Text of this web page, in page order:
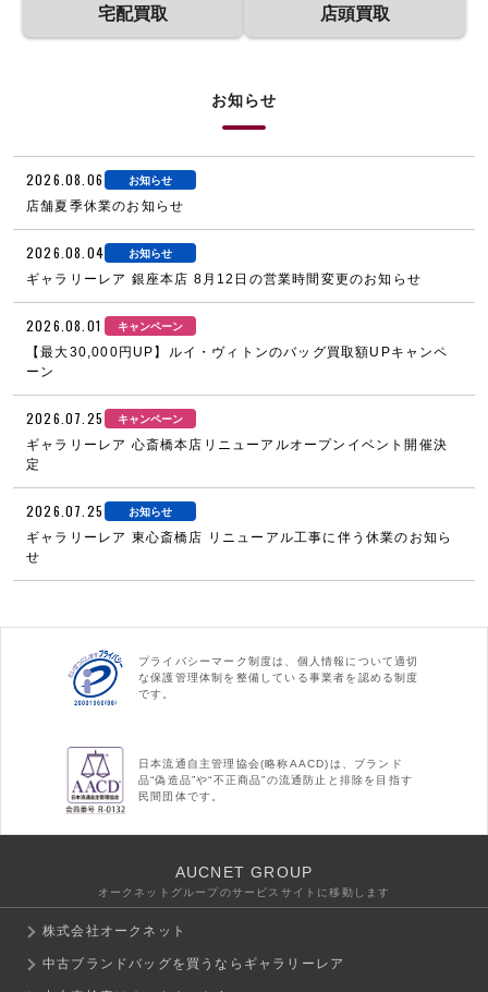
宅配買取 店頭買取
お知らせ
2026.08.06 お知らせ
店舗夏季休業のお知らせ
2026.08.04 お知らせ
ギャラリーレア 銀座本店 8月12日の営業時間変更のお知らせ
2026.08.01 キャンペーン
【最大30,000円UP】ルイ・ヴィトンのバッグ買取額UPキャンペ
ーン
2026.07.25 キャンペーン
ギャラリーレア 心斎橋本店リニューアルオープンイベント開催決
定
2026.07.25 お知らせ
ギャラリーレア 東心斎橋店 リニューアル工事に伴う休業のお知ら
せ
プライバシーマーク制度は、個人情報について適切
な保護管理体制を整備している事業者を認める制度
です。
日本流通自主管理協会(略称AACD)は、ブランド
品“偽造品”や“不正商品”の流通防止と排除を目指す
民間団体です。
AUCNET GROUP
オークネットグループのサービスサイトに移動します
株式会社オークネット
中古ブランドバッグを買うならギャラリーレア